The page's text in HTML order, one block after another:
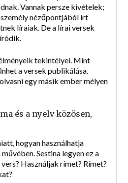
Vannak persze kivételek;
nézőpontjából írt
líraiak. De a lírai versek
tekintélyei. Mint
a versek publikálása.
egy másik ember mélyen
és a nyelv közösen,
hogyan használhatja
Sestina legyen ez a
Használjak rímet? Rímet?